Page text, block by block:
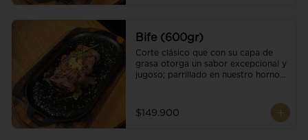
Bife (600gr)
Corte clásico que con su capa de
grasa otorga un sabor excepcional y
jugoso; parrillado en nuestro horno
cristales de sal y mantequilla de ajo
y pimientos. Dos guarniciones a
$149.900